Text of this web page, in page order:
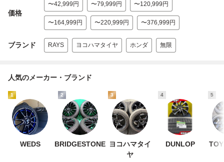
価格
〜42,999円 〜79,999円 〜120,999円
〜164,999円 〜220,999円 〜376,999円
ブランド RAYS ヨコハマタイヤ ホンダ 無限
人気のメーカー・ブランド
1
WEDS
2
BRIDGESTONE
3
ヨコハマタイ
ヤ
4
DUNLOP
5